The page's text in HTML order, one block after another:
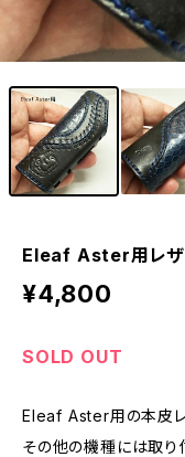
Eleaf Aster用レ
¥4,800
SOLD OUT
Eleaf Aster用の本皮レ
その他の機種には取り